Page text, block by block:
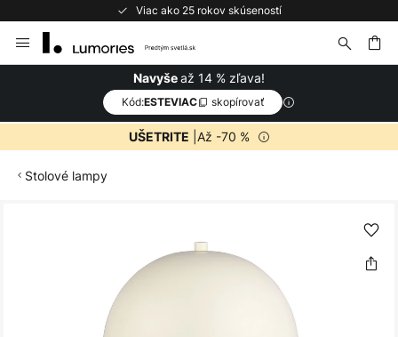
Viac ako 25 rokov skúseností
to
Navyšeaž 14 % zľava!
Kód:ESTEVIAC skopírovať
UŠETRITE |Až -70 %
Stolové lampy